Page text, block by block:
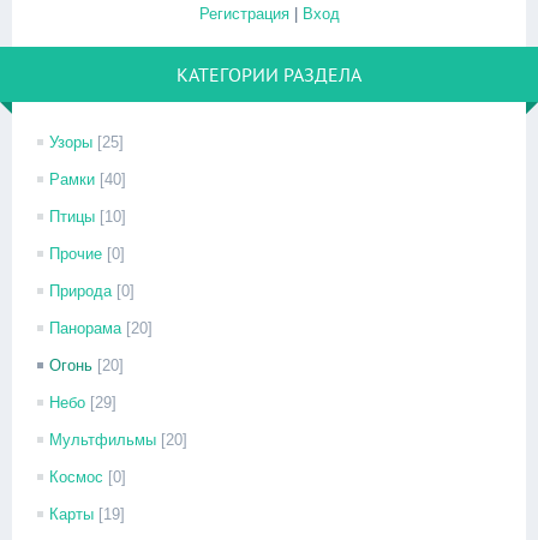
Регистрация| Вход
КАТЕГОРИИ РАЗДЕЛА
Узоры [25]
Рамки [40]
Птицы [10]
Прочие [0]
Природа [0]
Панорама [20]
Огонь [20]
Небо [29]
Мультфильмы [20]
Космос [0]
Карты [19]